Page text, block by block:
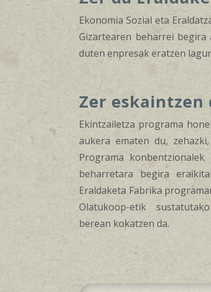
Ekonomia Sozial eta
Gizartearen beharrei
duten enpresak eratzen
Zer eskaintzen
Ekintzailetza programa
aukera ematen du,
Programa
beharretara begira
Eraldaketa Fabrika
Olatukoop-etik
berean kokatzen da.